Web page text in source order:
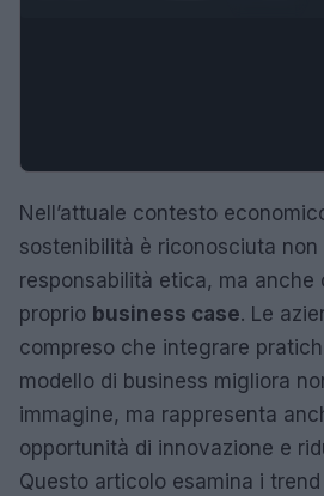
Nell’attuale contesto
sostenibilità è riconosciuta non
responsabilità etica, ma anche
proprio business case. Le
compreso che integrare
modello di business migliora
immagine, ma rappresenta
opportunità di innovazione e
Questo articolo esamina i